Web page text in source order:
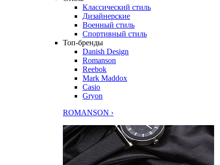
Классический стиль
Дизайнерские
Военный стиль
Спортивный стиль
Топ-бренды
Danish Design
Romanson
Reebok
Mark Maddox
Casio
Gryon
ROMANSON ›